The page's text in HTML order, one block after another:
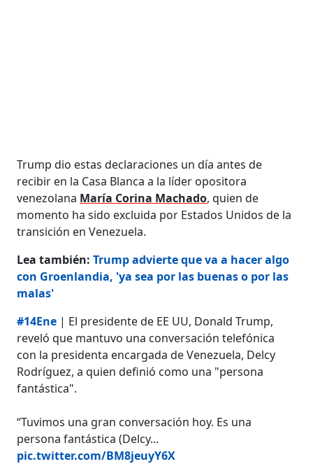
Trump dio estas declaraciones un día antes de
recibir en la Casa Blanca a la líder opositora
venezolana María Corina Machado, quien de
momento ha sido excluida por Estados Unidos de la
transición en Venezuela.
Lea también:Trump advierte que va a hacer algo
con Groenlandia, 'ya sea por las buenas o por las
malas'
#14Ene | El presidente de EE UU, Donald Trump,
reveló que mantuvo una conversación telefónica
con la presidenta encargada de Venezuela, Delcy
Rodríguez, a quien definió como una "persona
fantástica".
“Tuvimos una gran conversación hoy. Es una
persona fantástica (Delcy...
pic.twitter.com/BM8jeuyY6X